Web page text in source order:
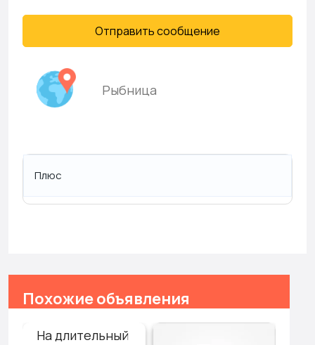
Отправить сообщение
Рыбница
Плюс
Похожие объявления
На длительный